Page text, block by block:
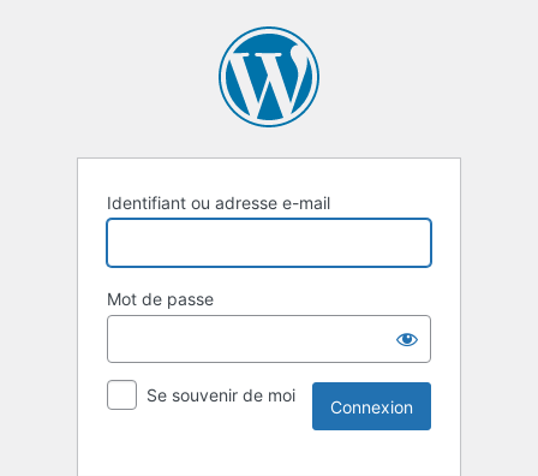
Identifiant ou adresse e-mail
Mot de passe
Se souvenir de moi